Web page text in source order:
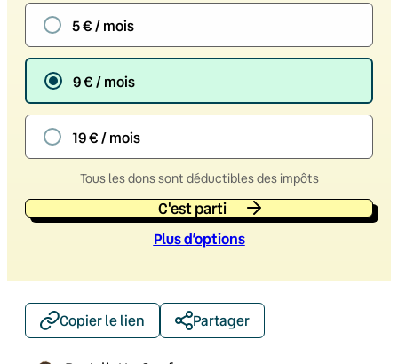
5 € / mois
9 € / mois
19 € / mois
Tous les dons sont déductibles des impôts
C'est parti
Plus d’options
Copier le lien Partager